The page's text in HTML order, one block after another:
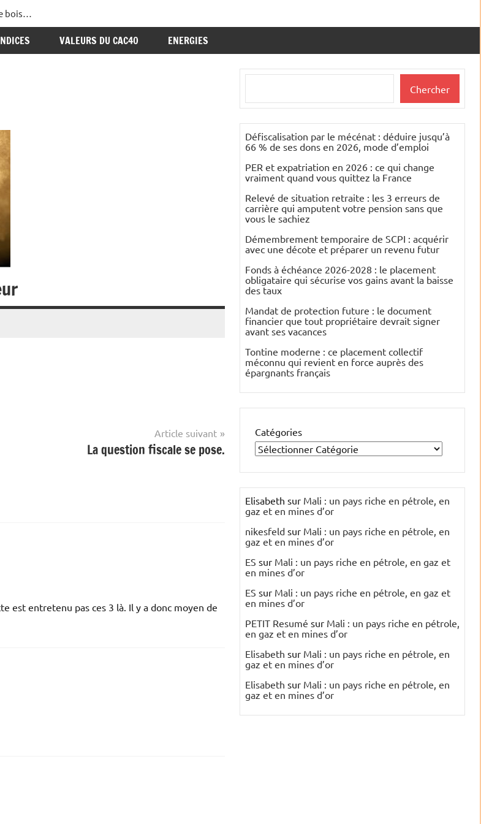
bois…
VALEURS DU CAC40 ENERGIES
Article suivant
La question fiscale se pose.
est entretenu pas ces 3 là. Il y a donc moyen de
Chercher
Défiscalisation par le mécénat : déduire jusqu’à
66 % de ses dons en 2026, mode d’emploi
PER et expatriation en 2026 : ce qui change
vraiment quand vous quittez la France
Relevé de situation retraite : les 3 erreurs de
carrière qui amputent votre pension sans que
vous le sachiez
Démembrement temporaire de SCPI : acquérir
avec une décote et préparer un revenu futur
Fonds à échéance 2026-2028 : le placement
obligataire qui sécurise vos gains avant la baisse
des taux
Mandat de protection future : le document
financier que tout propriétaire devrait signer
avant ses vacances
Tontine moderne : ce placement collectif
méconnu qui revient en force auprès des
épargnants français
Catégories
Elisabeth sur Mali : un pays riche en pétrole, en
gaz et en mines d’or
nikesfeld sur Mali : un pays riche en pétrole, en
gaz et en mines d’or
ES sur Mali : un pays riche en pétrole, en gaz et
en mines d’or
ES sur Mali : un pays riche en pétrole, en gaz et
en mines d’or
PETIT Resumé sur Mali : un pays riche en pétrole,
en gaz et en mines d’or
Elisabeth sur Mali : un pays riche en pétrole, en
gaz et en mines d’or
Elisabeth sur Mali : un pays riche en pétrole, en
gaz et en mines d’or